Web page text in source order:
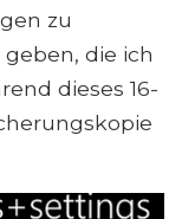
zu
die ich
dieses 16-